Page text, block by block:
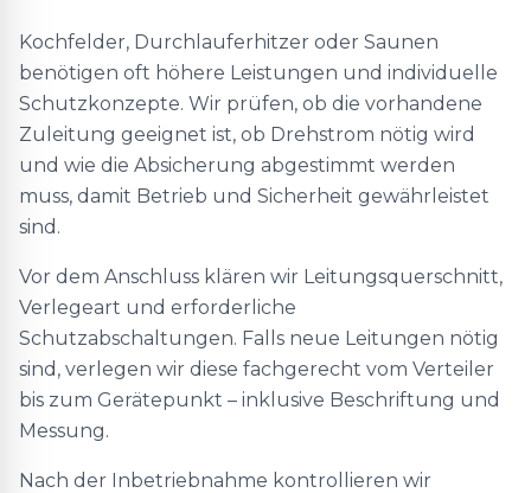
Kochfelder, Durchlauferhitzer oder Saunen
benötigen oft höhere Leistungen und individuelle
Schutzkonzepte. Wir prüfen, ob die vorhandene
Zuleitung geeignet ist, ob Drehstrom nötig wird
und wie die Absicherung abgestimmt werden
muss, damit Betrieb und Sicherheit gewährleistet
sind.
Vor dem Anschluss klären wir Leitungsquerschnitt,
Verlegeart und erforderliche
Schutzabschaltungen. Falls neue Leitungen nötig
sind, verlegen wir diese fachgerecht vom Verteiler
bis zum Gerätepunkt – inklusive Beschriftung und
Messung.
Nach der Inbetriebnahme kontrollieren wir